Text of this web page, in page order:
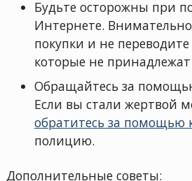
Будьте осторожны при
Интернете.
покупки и не
которые не
Обращайтесь за
Если вы стали жертвой
обратитесь за помощью
полицию.
Дополнительные советы: